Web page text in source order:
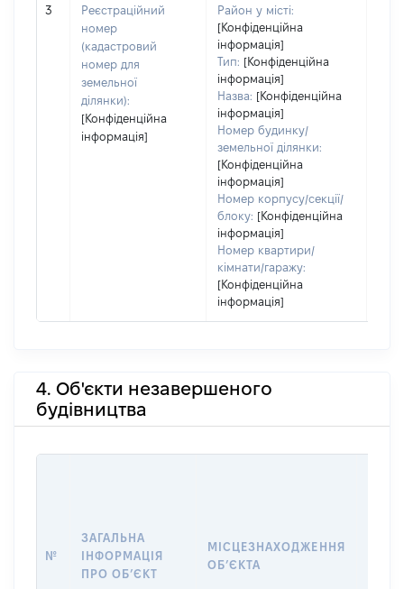
3
Реєстраційний
номер
(кадастровий
номер для
земельної
ділянки):
[Конфіденційна
інформація]
Район у місті:
[Конфіденційна
інформація]
Тип: [Конфіденційна
інформація]
Назва: [Конфіденційна
інформація]
Номер будинку/
земельної ділянки:
[Конфіденційна
інформація]
Номер корпусу/секції/
блоку: [Конфіденційна
інформація]
Номер квартири/
кімнати/гаражу:
[Конфіденційна
інформація]
4. Об'єкти незавершеного
будівництва
№
ЗАГАЛЬНА
ІНФОРМАЦІЯ
ПРО ОБʼЄКТ
МІСЦЕЗНАХОДЖЕННЯ
ОБʼЄКТА